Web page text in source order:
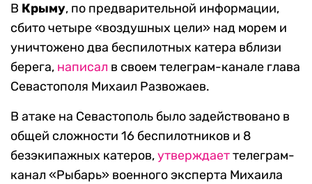
В Крыму, по предварительной информации,
сбито четыре «воздушных цели» над морем и
уничтожено два беспилотных катера вблизи
берега, написал в своем телеграм-канале глава
Севастополя Михаил Развожаев.
В атаке на Севастополь было задействовано в
общей сложности 16 беспилотников и 8
безэкипажных катеров,утверждаеттелеграм-
канал «Рыбарь» военного эксперта Михаила